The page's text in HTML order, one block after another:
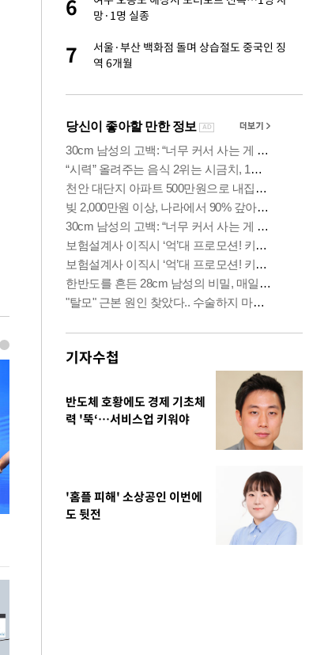
사진으로 보는
6
망·1명 실종
7
서울·부산 백화점 돌며 상습절도 중국인 징
역 6개월
기자수첩
반도체 호황에도 경제 기초체
력 '뚝‘…서비스업 키워야
'홈플 피해' 소상공인 이번에
도 뒷전